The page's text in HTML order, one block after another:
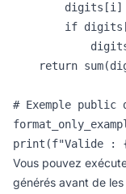
digits[i]
if
return
# Exemple public
print(f"Valide :
Vous pouvez
générés avant de